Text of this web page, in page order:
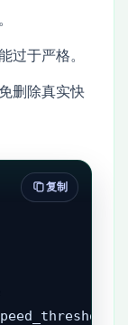
过于严格。
删除真实快
复制